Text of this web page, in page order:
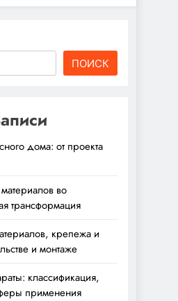
ПОИСК
дома: от проекта
во
трансформация
крепежа и
и монтаже
классификация,
применения